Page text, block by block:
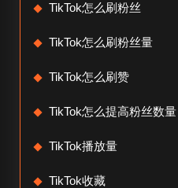
TikTok怎么刷粉丝
TikTok怎么刷粉丝量
TikTok怎么刷赞
TikTok怎么提高粉丝数量
TikTok播放量
TikTok收藏